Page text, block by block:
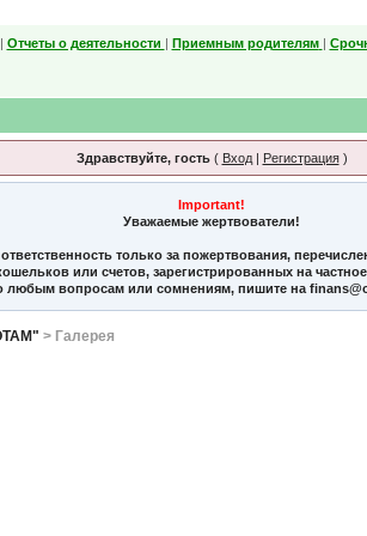
| Отчеты о деятельности | Приемным родителям |
Здравствуйте, гость( Вход| Регистрация)
Important!
Уважаемые жертвователи!
только за пожертвования,
или счетов, зарегистрированных на
любым вопросам или сомнениям, пишите на
> Галерея